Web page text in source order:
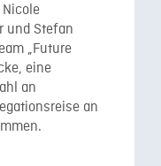
und Stefan
„Future
eine
an
an